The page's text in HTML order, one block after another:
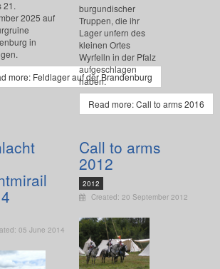
21.
2025 auf
in
more: Feldlager auf der Brandenburg
burgundischer
Truppen, die ihr
Lager unfern des
kleinen Ortes
Wyrfelln in der Pfalz
aufgeschlagen
haben.
Read more: Call to arms 2016
05 June 2014
Call to arms
2012
2012
Created: 20 September 2012